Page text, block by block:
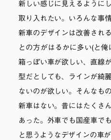
新しい感じに見えるように
取り入れたい。いろんな事
新車のデザインは改善され
との方がはるかに多い(と
箱っぽい車が欲しい、直線
型だとしても、ラインが綺
ないのが欲しい。そんなも
新車はない。昔にはたくさ
あった。外車でも国産車で
と思うようなデザインの車が